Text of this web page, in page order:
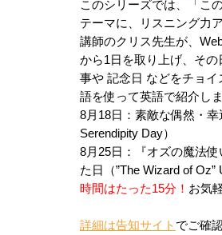
このシリーズでは、「こ
テーマに、リスニング力
講師のクリス先生が、
から1日を取り上げ、そ
事や 記念日 などをチョ
語を使って英語で紹介しま
8月18日：素敵な偶然・幸
Serendipity Day）
8月25日：『オズの魔法
た日（”The Wizard of Oz”
時間はたった15分！ お気
詳細は告知サイト でご確